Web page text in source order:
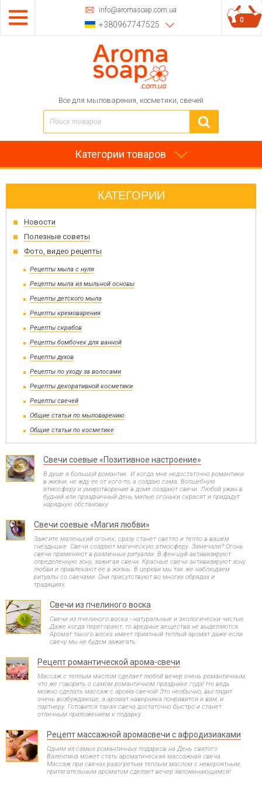
info@aromasoap.com.ua
+380967747525
Все для мыловарения, косметики, свечей
0
Категории товаров
КАТЕГОРИИ
Новости
Полезные советы
Фото, видео рецепты
Рецепты мыла с нуля
Рецепты мыла из мыльной основы
Рецепты детского мыла
Рецепты кремоварения
Рецепты скрабов
Рецепты бомбочек для ванной
Рецепты духов
Рецепты по уходу за волосами
Рецепты декоративной косметики
Рецепты свечей
Общие статьи по мыловарению
Общие статьи по косметике
Свечи соевые «Позитивное настроение»
В душе я большой романтик. И когда мне недостаточно романтики
в жизни, не жду ее от кого-то, а создаю сама. Волшебную
атмосферу и умиротворение в доме создают свечи. Любой ужин в
будний или праздничный день милые огоньки скрасят и придадут
нарядную обстановку
Свечи соевые «Магия любви»
Зажгите маленький огонек, сразу станет светло и тепло в вашем
гнездышке. Свечи создают магическую атмосферу. Замечали? Огонь
свечи применяют в различных ритуалах. В фен-шуй активизируют
определенную зону, зажигая свечи. Красные свечи активизируют зону
любви и привлекают ее в жизнь. В церкви мы так же наблюдаем
ритуалы со свечами. Они присутствуют во многих обрядах и
традициях.
Свечи из пчелиного воска
Свечи из пчелиного воска - натуральные и экологически чистые.
Даже когда перегорают, то вредные вещества не выделяются.
Аромат такого воска имеет приятный теплый аромат даже если
свечу мы не будем зажигать.
Рецепт романтической арома-свечи
Массаж с теплым маслом сделает любой вечер очень романтичным,
что же говорить о самом романтичном празднике года! Но ведь
можно сделать массаж с арома-свечой! Это необычно, выглядит
очень возбуждающе, а аромат наверняка понравится и вам, и
партнеру. Готовится такая свеча достаточно быстро и станет
отличным приложением к подарку.
Рецепт массажной аромасвечи с афродизиаками
Одним из самых романтичных подарков на День святого
Валентина может стать ароматическая массажная свеча.
Массаж при свечах разогретым теплым маслом с невероятным,
притягательным ароматом сделает вечер запоминающимся!